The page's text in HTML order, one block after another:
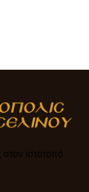
στον ιστότοπό